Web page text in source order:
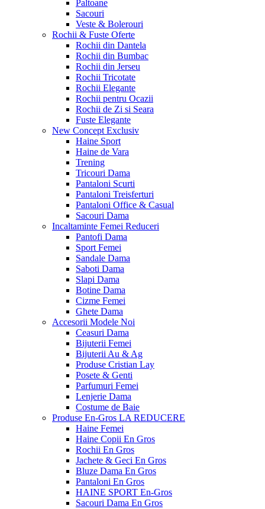
Paltoane
Sacouri
Veste & Bolerouri
Rochii & Fuste Oferte
Rochii din Dantela
Rochii din Bumbac
Rochii din Jerseu
Rochii Tricotate
Rochii Elegante
Rochii pentru Ocazii
Rochii de Zi si Seara
Fuste Elegante
New Concept Exclusiv
Haine Sport
Haine de Vara
Trening
Tricouri Dama
Pantaloni Scurti
Pantaloni Treisferturi
Pantaloni Office & Casual
Sacouri Dama
Incaltaminte Femei Reduceri
Pantofi Dama
Sport Femei
Sandale Dama
Saboti Dama
Slapi Dama
Botine Dama
Cizme Femei
Ghete Dama
Accesorii Modele Noi
Ceasuri Dama
Bijuterii Femei
Bijuterii Au & Ag
Produse Cristian Lay
Posete & Genti
Parfumuri Femei
Lenjerie Dama
Costume de Baie
Produse En-Gros LA REDUCERE
Haine Femei
Haine Copii En Gros
Rochii En Gros
Jachete & Geci En Gros
Bluze Dama En Gros
Pantaloni En Gros
HAINE SPORT En-Gros
Sacouri Dama En Gros